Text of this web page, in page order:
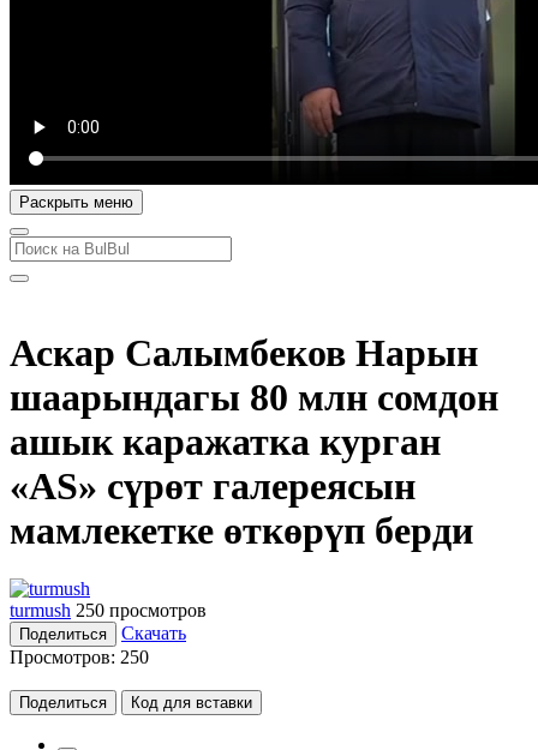
Раскрыть меню
Аскар Салымбеков Нарын
шаарындагы 80 млн сомдон
ашык каражатка курган
«AS» сүрөт галереясын
мамлекетке өткөрүп берди
turmush 250 просмотров
Поделиться
Скачать
Просмотров: 250
Поделиться Код для вставки